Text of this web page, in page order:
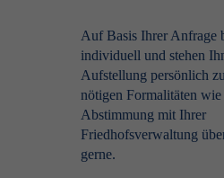
Auf Basis Ihrer Anfrage
individuell und stehen
Aufstellung persönlich
nötigen Formalitäten
Abstimmung mit Ihrer
Friedhofsverwaltung
gerne.